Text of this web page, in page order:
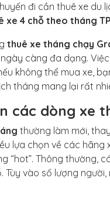
đi cần thuê xe du
xe 4 chỗ theo tháng
thuê xe tháng chạy
càng đa dạng.
không thể mua xe,
tháng mang lại rất
các dòng xe
thường làm mới,
lựa chọn về các
“hot”. Thông thường,
Tùy vào số lượng